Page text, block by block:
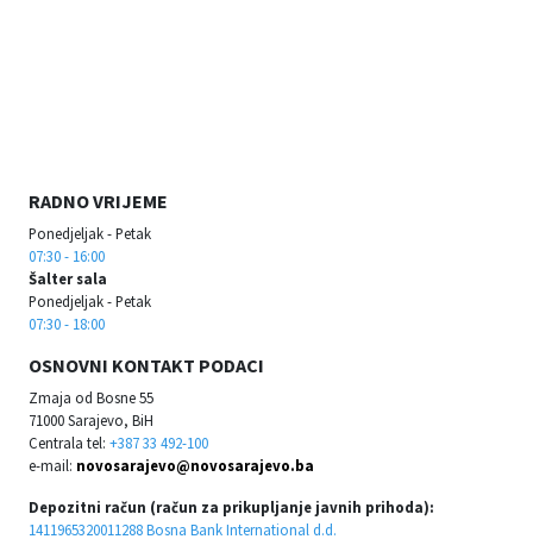
RADNO VRIJEME
Ponedjeljak - Petak
07:30 - 16:00
Šalter sala
Ponedjeljak - Petak
07:30 - 18:00
OSNOVNI KONTAKT PODACI
Zmaja od Bosne 55
71000 Sarajevo, BiH
Centrala tel: +387 33 492-100
e-mail: novosarajevo@novosarajevo.ba
Depozitni račun (račun za prikupljanje javnih prihoda):
1411965320011288 Bosna Bank International d.d.